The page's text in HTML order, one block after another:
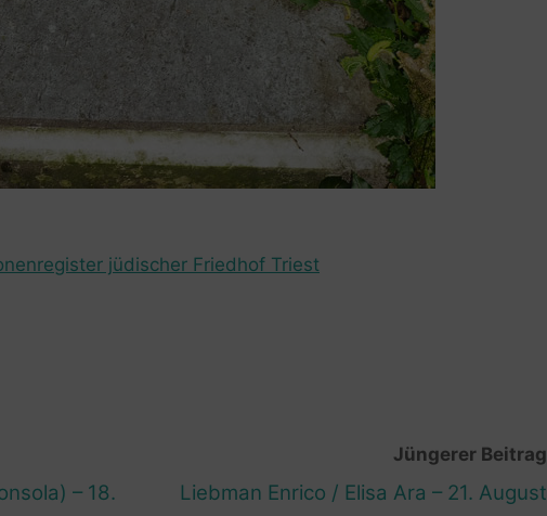
jüdischer Friedhof Triest
– 18.
Jüngerer Beitrag
Liebman Enrico / Elisa Ara – 21. August